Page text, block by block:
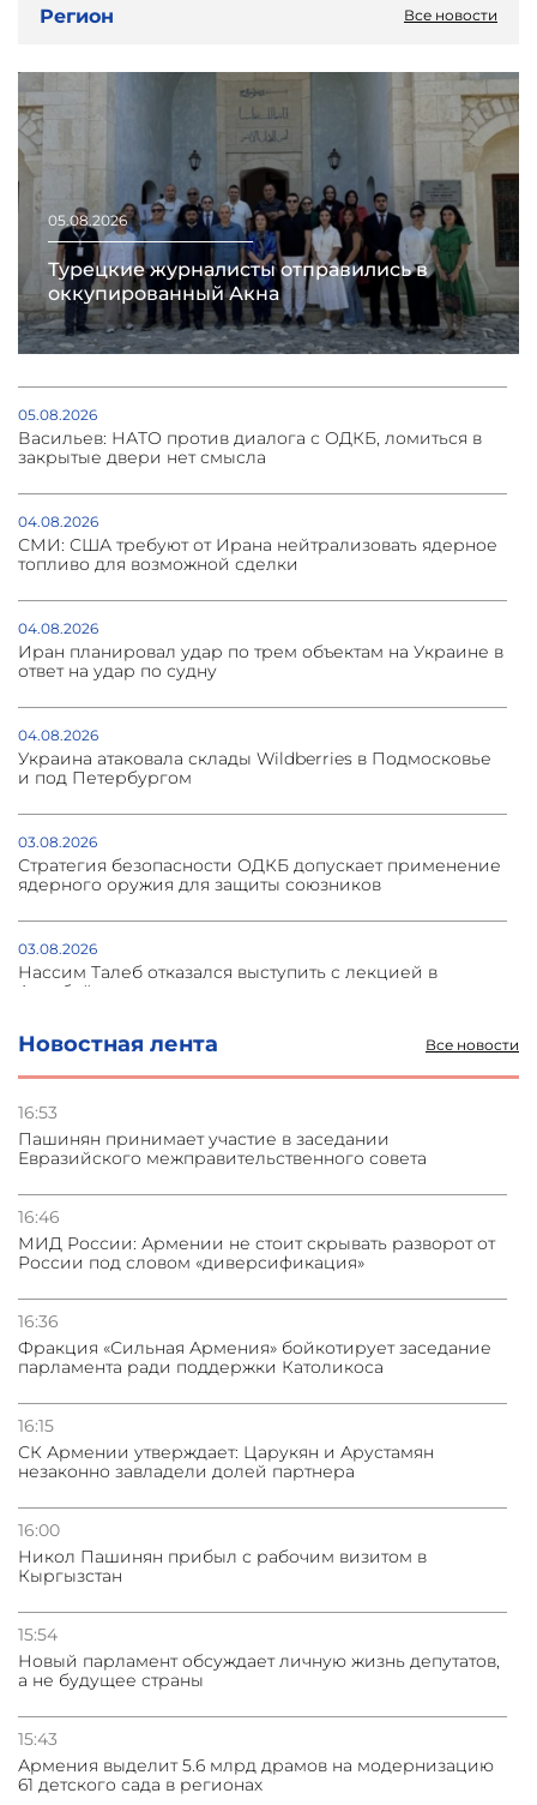
Новостная лента Все новости
16:53
Пашинян принимает участие в заседании
Евразийского межправительственного совета
16:46
МИД России: Армении не стоит скрывать разворот от
России под словом «диверсификация»
16:36
Фракция «Сильная Армения» бойкотирует заседание
парламента ради поддержки Католикоса
16:15
СК Армении утверждает: Царукян и Арустамян
незаконно завладели долей партнера
16:00
Никол Пашинян прибыл с рабочим визитом в
Кыргызстан
15:54
Новый парламент обсуждает личную жизнь депутатов,
а не будущее страны
15:43
Армения выделит 5.6 млрд драмов на модернизацию
61 детского сада в регионах
Регион Все новости
05.08.2026
Турецкие журналисты отправились в
оккупированный Акна
05.08.2026
Васильев: НАТО против диалога с ОДКБ, ломиться в
закрытые двери нет смысла
04.08.2026
СМИ: США требуют от Ирана нейтрализовать ядерное
топливо для возможной сделки
04.08.2026
Иран планировал удар по трем объектам на Украине в
ответ на удар по судну
04.08.2026
Украина атаковала склады Wildberries в Подмосковье
и под Петербургом
03.08.2026
Стратегия безопасности ОДКБ допускает применение
ядерного оружия для защиты союзников
03.08.2026
Нассим Талеб отказался выступить с лекцией в
Азербайджане
31.07.2026
Сотрудничество и очереди – детали визита главы
31.07.2026
31.07.2026
условии прекращения огня